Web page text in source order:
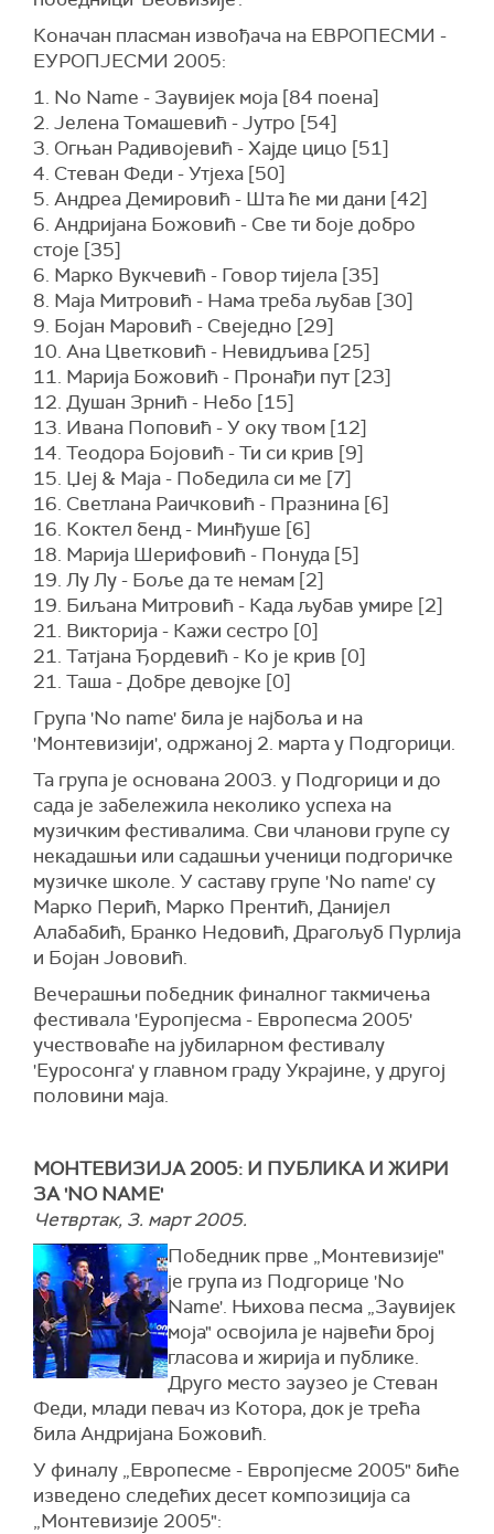
Коначан пласман извођача на ЕВРОПЕСМИ -
ЕУРОПЈЕСМИ 2005:
1. No Name - Заувијек моја [84 поена]
2. Јелена Томашевић - Јутро [54]
3. Огњан Радивојевић - Хајде цицо [51]
4. Стеван Феди - Утјеха [50]
5. Андреа Демировић - Шта ће ми дани [42]
6. Андријана Божовић - Све ти боје добро
стоје [35]
6. Марко Вукчевић - Говор тијела [35]
8. Маја Митровић - Нама треба љубав [30]
9. Бојан Маровић - Свеједно [29]
10. Ана Цветковић - Невидљива [25]
11. Марија Божовић - Пронађи пут [23]
12. Душан Зрнић - Небо [15]
13. Ивана Поповић - У оку твом [12]
14. Теодора Бојовић - Ти си крив [9]
15. Џеј & Маја - Победила си ме [7]
16. Светлана Раичковић - Празнина [6]
16. Коктел бенд - Минђуше [6]
18. Марија Шерифовић - Понуда [5]
19. Лу Лу - Боље да те немам [2]
19. Биљана Митровић - Када љубав умире [2]
21. Викторија - Кажи сестро [0]
21. Татјана Ђордевић - Ко је крив [0]
21. Таша - Добре девојке [0]
Група 'No name' била је најбоља и на
'Монтевизији', одржаној 2. марта у Подгорици.
Та група је основана 2003. у Подгорици и до
сада је забележила неколико успеха на
музичким фестивалима. Сви чланови групе су
некадашњи или садашњи ученици подгоричке
музичке школе. У саставу групе 'No name' су
Марко Перић, Марко Прентић, Данијел
Алабабић, Бранко Недовић, Драгољуб Пурлија
и Бојан Јововић.
Вечерашњи победник финалног такмичења
фестивала 'Еуропјесма - Европесма 2005'
учествоваће на јубиларном фестивалу
'Еуросонга' у главном граду Украјине, у другој
половини маја.
МОНТЕВИЗИЈА 2005: И ПУБЛИКА И ЖИРИ
ЗА 'NO NAME'
Четвртак, 3. март 2005.
Победник прве „Монтевизије"
је група из Подгорице 'No
Name'. Њихова песма „Заувијек
моја" освојила је највећи број
гласова и жирија и публике.
Друго место заузео је Стеван
Феди, млади певач из Котора, док је трећа
била Андријана Божовић.
У финалу „Европесме - Европјесме 2005" биће
изведено следећих десет композиција са
„Монтевизије 2005":